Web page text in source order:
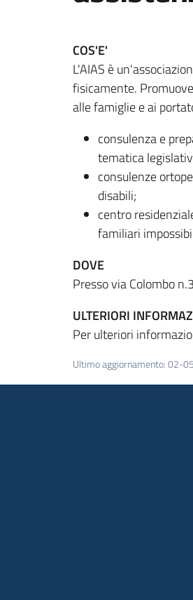
COS'E'
L'AIAS è
fisicamente.
alle famiglie e ai
consulenza e
tematica
consulenze
disabili;
centro
familiari
DOVE
Presso via Colombo n.3
ULTERIORI
Per ulteriori
Ultimo aggiornamento:02-